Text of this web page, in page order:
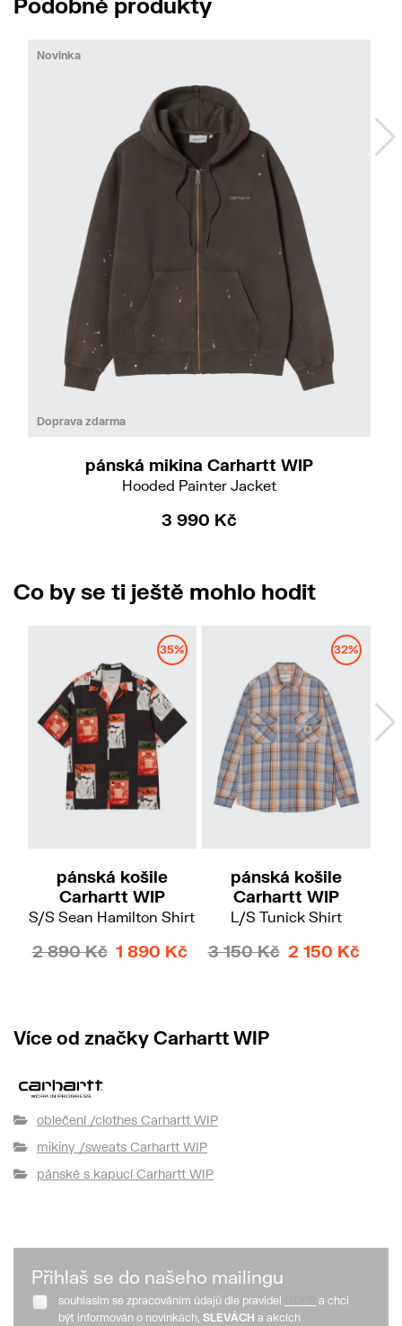
Doprava zdarma
Novinka
pánská mikina Carhartt WIP
Hooded Painter Jacket
3 990 Kč
Co by se ti ještě mohlo hodit
35%
pánská košile
Carhartt WIP
S/S Sean Hamilton Shirt
2 890 Kč 1 890 Kč
32%
pánská košile
Carhartt WIP
L/S Tunick Shirt
3 150 Kč 2 150 Kč
Více od značky Carhartt WIP
oblečení /clothes Carhartt WIP
mikiny /sweats Carhartt WIP
pánské s kapucí Carhartt WIP
Přihlaš se do našeho mailingu
souhlasím se zpracováním údajů dle pravidel
a chci
být informován o novinkách, SLEVÁCH a akcích